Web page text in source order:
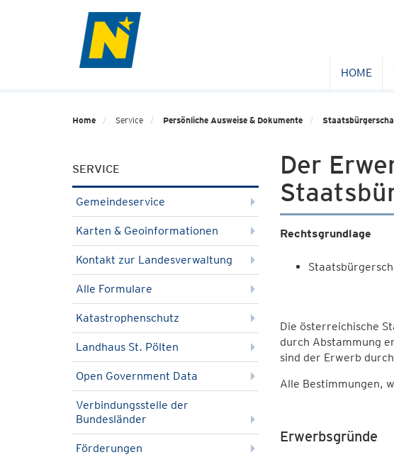
HOME
Home Service Persönliche Ausweise & Dokumente
SERVICE
Gemeindeservice
Karten & Geoinformationen
Kontakt zur Landesverwaltung
Alle Formulare
Katastrophenschutz
Landhaus St. Pölten
Open Government Data
Verbindungsstelle der
Bundesländer
Förderungen
Der
Rechtsgrundlage
Die österreichische
durch Abstammung
sind der Erwerb
Alle Bestimmungen,
Erwerbsgründe